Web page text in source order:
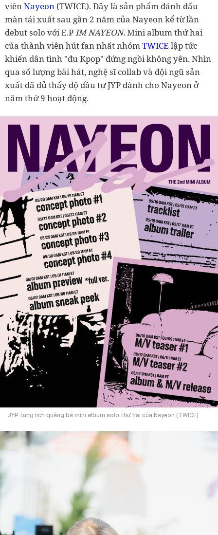
viênNayeon (TWICE). Đây là sản phẩm đánh dấu
màn tái xuất sau gần 2 năm của Nayeon kể từ lần
debut solo với E.PIM NAYEON.Mini album thứ hai
của thành viên hút fan nhất nhómTWICE lập tức
khiến dân tình "đu Kpop" đứng ngồi không yên. Nhìn
qua số lượng bài hát, nghệ sĩ collab và đội ngũ sản
xuất đã đủ thấy độ đầu tư JYP dành cho Nayeon ở
năm thứ 9 hoạt động.
JYP tung lịch quảng bá mini album solo thứ hai của Nayeon (TWICE)